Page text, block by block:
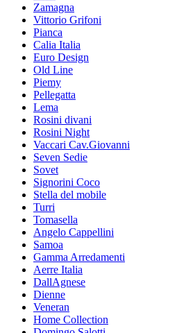
Zamagna
Vittorio Grifoni
Pianca
Calia Italia
Euro Design
Old Line
Piemy
Pellegatta
Lema
Rosini divani
Rosini Night
Vaccari Cav.Giovanni
Seven Sedie
Sovet
Signorini Coco
Stella del mobile
Turri
Tomasella
Angelo Cappellini
Samoa
Gamma Arredamenti
Aerre Italia
DallAgnese
Dienne
Veneran
Home Collection